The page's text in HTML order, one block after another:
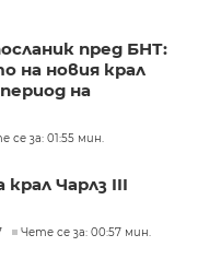
пред БНТ:
на новия крал
на
се за: 01:55 мин.
Чарлз III
Чете се за: 00:57 мин.